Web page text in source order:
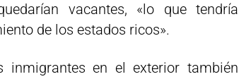
vacantes, «lo que tendría
de los estados ricos».
en el exterior también